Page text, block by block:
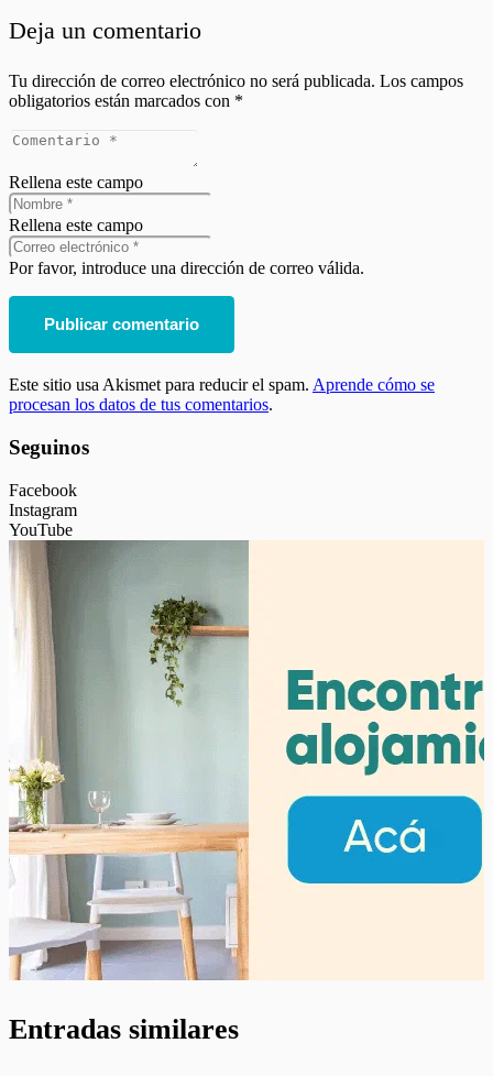
Deja un comentario
Tu dirección de correo electrónico no será publicada. Los campos
obligatorios están marcados con *
Rellena este campo
Rellena este campo
Por favor, introduce una dirección de correo válida.
Publicar comentario
Este sitio usa Akismet para reducir el spam. Aprende cómo se
procesan los datos de tus comentarios.
Seguinos
Facebook
Instagram
YouTube
Entradas similares